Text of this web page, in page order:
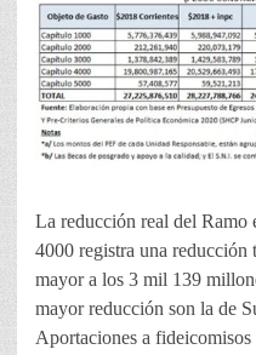
La reducción real del Ramo
4000 registra una
mayor a los 3 mil 139
mayor reducción son la de
Aportaciones a